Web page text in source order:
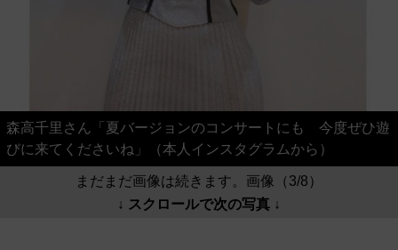
森高千里さん「夏バージョンのコンサートにも 今度ぜひ遊
びに来てくださいね」（本人インスタグラムから）
まだまだ画像は続きます。画像（3/8）
↓ スクロールで次の写真 ↓